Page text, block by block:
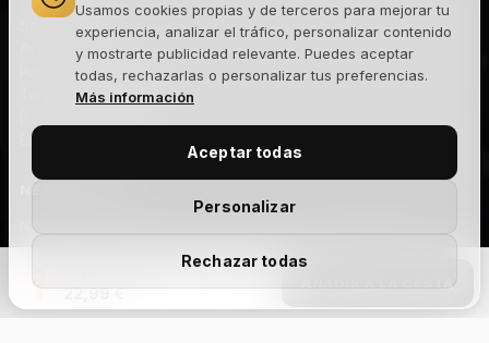
Usamos cookies propias y de terceros para mejorar tu
experiencia, analizar el tráfico, personalizar contenido
y mostrarte publicidad relevante. Puedes aceptar
todas, rechazarlas o personalizar tus preferencias.
Más información
Rechazar todas
Personalizar
Aceptar todas
Royal Kendama - Plush Performance Model - Red/White
22,99 €
AÑADIR A LA CESTA
Sobre nosotros
Aviso legal
Política de privacidad
Términos y condiciones
Blog
NEWSLETTER
Novedades, lanzamientos y ofertas exclusivas. Sin spam.
Suscribirme